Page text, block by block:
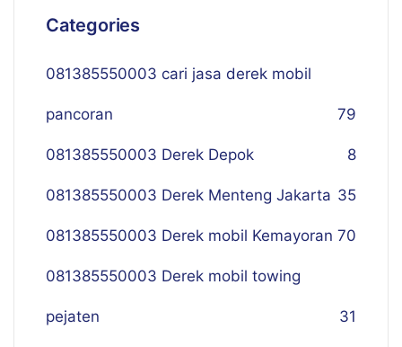
Categories
081385550003 cari jasa derek mobil
pancoran 79
081385550003 Derek Depok 8
081385550003 Derek Menteng Jakarta 35
081385550003 Derek mobil Kemayoran 70
081385550003 Derek mobil towing
pejaten 31